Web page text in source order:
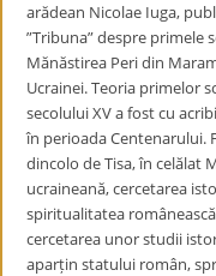
arădean Nicolae Iuga,
”Tribuna” despre primele
Mănăstirea Peri din
Ucrainei. Teoria primelor
secolului XV a fost cu
în perioada Centenarului.
dincolo de Tisa, în celălat
ucraineană, cercetarea
spiritualitatea
cercetarea unor studii
aparțin statului român,